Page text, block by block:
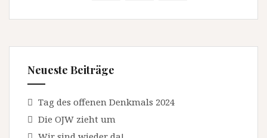
Neueste Beiträge
Tag des offenen Denkmals 2024
Die OJW zieht um